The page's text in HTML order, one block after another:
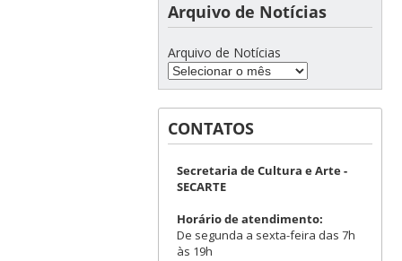
Arquivo de Notícias
Arquivo de Notícias
CONTATOS
Secretaria de Cultura e Arte -
SECARTE
Horário de atendimento:
De segunda a sexta-feira das 7h
às 19h